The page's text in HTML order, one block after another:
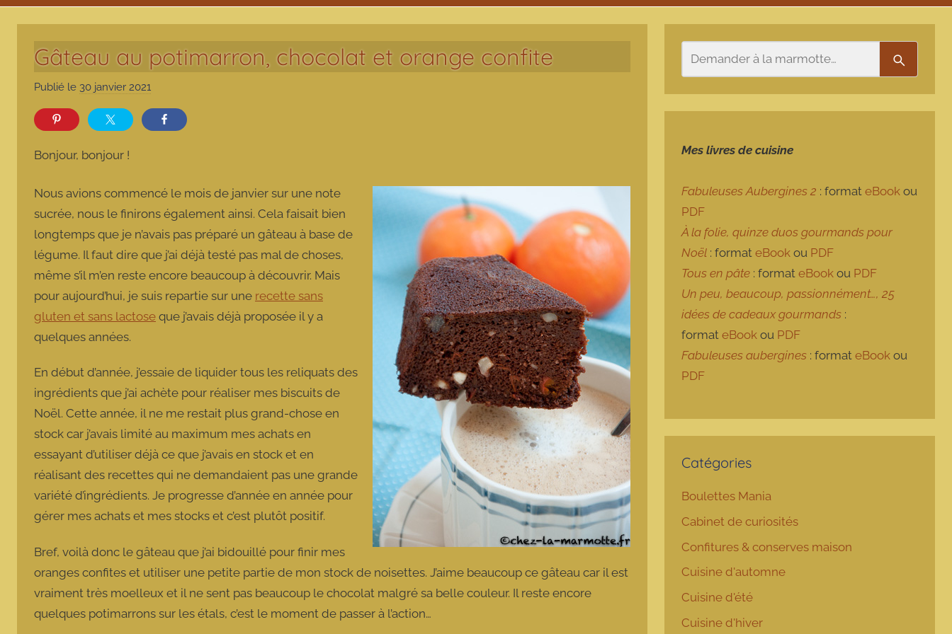
Gâteau au potimarron, chocolat et orange confite
Publié le 30 janvier 2021
m
o
t
t
e
Bonjour, bonjour !
Nous avions commencé le mois de janvier sur une note
sucrée, nous le finirons également ainsi. Cela faisait bien
longtemps que je n’avais pas préparé un gâteau à base de
légume. Il faut dire que j’ai déjà testé pas mal de choses,
même s’il m’en reste encore beaucoup à découvrir. Mais
pour aujourd’hui, je suis repartie sur une recette sans
gluten et sans lactose que j’avais déjà proposée il y a
quelques années.
En début d’année, j’essaie de liquider tous les reliquats des
ingrédients que j’ai achète pour réaliser mes biscuits de
Noël. Cette année, il ne me restait plus grand-chose en
stock car j’avais limité au maximum mes achats en
essayant d’utiliser déjà ce que j’avais en stock et en
réalisant des recettes qui ne demandaient pas une grande
variété d’ingrédients. Je progresse d’année en année pour
gérer mes achats et mes stocks et c’est plutôt positif.
Bref, voilà donc le gâteau que j’ai bidouillé pour finir mes
oranges confites et utiliser une petite partie de mon stock de noisettes. J’aime beaucoup ce gâteau car il est
vraiment très moelleux et il ne sent pas beaucoup le chocolat malgré sa belle couleur. Il reste encore
quelques potimarrons sur les étals, c’est le moment de passer à l’action…
Mes livres de cuisine
Fabuleuses Aubergines 2 : formateBook ou
PDF
À la folie, quinze duos gourmands pour
Noël : formateBook ou PDF
Tous en pâte : formateBook ou PDF
Un peu, beaucoup, passionnément…, 25
idées de cadeaux gourmands :
formateBook ou PDF
Fabuleuses aubergines : formateBook ou
PDF
Catégories
Boulettes Mania
Cabinet de curiosités
Confitures & conserves maison
Cuisine d'automne
Cuisine d'été
Cuisine d'hiver